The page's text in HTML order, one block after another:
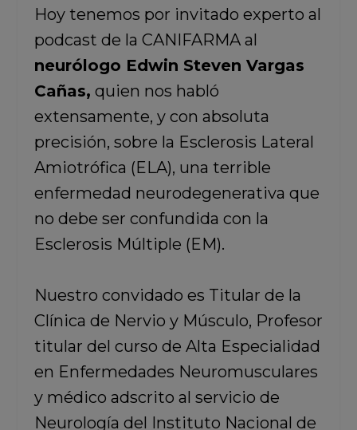
Hoy tenemos por invitado experto al
podcast de la CANIFARMA al
neurólogo Edwin Steven Vargas
Cañas, quien nos habló
extensamente, y con absoluta
precisión, sobre la Esclerosis Lateral
Amiotrófica (ELA), una terrible
enfermedad neurodegenerativa que
no debe ser confundida con la
Esclerosis Múltiple (EM).
Nuestro convidado es Titular de la
Clínica de Nervio y Músculo, Profesor
titular del curso de Alta Especialidad
en Enfermedades Neuromusculares
y médico adscrito al servicio de
Neurología del Instituto Nacional de